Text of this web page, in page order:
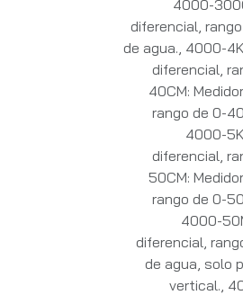
4000-
diferencial,
de agua. 4000-
diferencial,
40CM:
rango de 0-
4000-
diferencial,
50CM:
rango de 0-
4000-
diferencial,
de agua, solo
vertical.